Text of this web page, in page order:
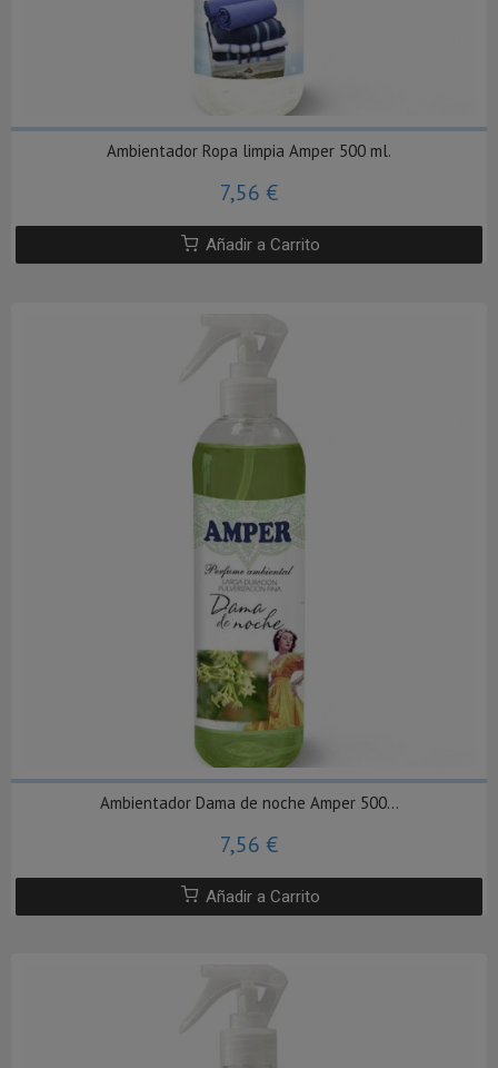
Ambientador Ropa limpia Amper 500 ml.
7,56 €
Añadir a Carrito
Ambientador Dama de noche Amper 500...
7,56 €
Añadir a Carrito